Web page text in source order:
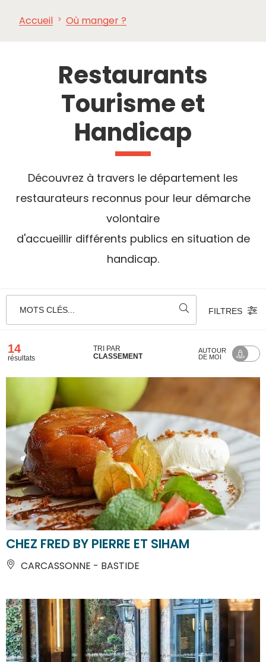
Accueil Où manger ?
Restaurants
Tourisme et
Handicap
Découvrez à travers le département les
restaurateurs reconnus pour leur démarche
volontaire
d'accueillir différents publics en situation de
handicap.
MOTS CLÉS... FILTRES
14
résultats
TRI PAR
CLASSEMENT
AUTOUR
DE MOI
CHEZ FRED BY PIERRE ET SIHAM
CARCASSONNE - BASTIDE